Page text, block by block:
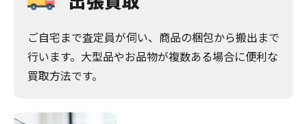
ご自宅まで査定員が伺い、商品の梱包から搬出まで
行います。大型品やお品物が複数ある場合に便利な
買取方法です。